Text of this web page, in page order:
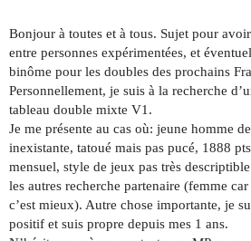
Bonjour à toutes et à tous. Sujet pour
entre personnes expérimentées, et
binôme pour les doubles des prochains
Personnellement, je suis à la recherche
tableau double mixte V1.
Je me présente au cas où: jeune homme
inexistante, tatoué mais pas pucé, 1888
mensuel, style de jeux pas très
les autres recherche partenaire (femme
c’est mieux). Autre chose importante, je
positif et suis propre depuis mes 1 ans.